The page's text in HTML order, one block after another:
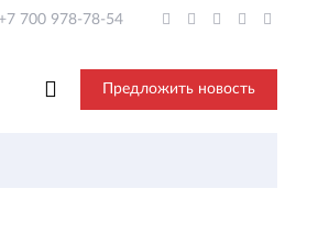
+7 700 978-78-54
Предложить новость